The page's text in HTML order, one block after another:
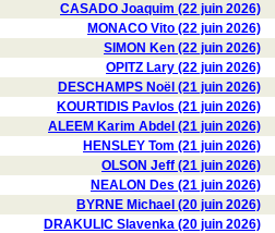
CASADO Joaquim (22 juin 2026)
MONACO Vito (22 juin 2026)
SIMON Ken (22 juin 2026)
OPITZ Lary (22 juin 2026)
DESCHAMPS Noël (21 juin 2026)
KOURTIDIS Pavlos (21 juin 2026)
ALEEM Karim Abdel (21 juin 2026)
HENSLEY Tom (21 juin 2026)
OLSON Jeff (21 juin 2026)
NEALON Des (21 juin 2026)
BYRNE Michael (20 juin 2026)
DRAKULIC Slavenka (20 juin 2026)